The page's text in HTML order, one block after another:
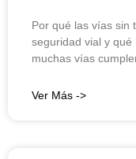
Por qué las vías sin
seguridad vial y qué
muchas vías
Ver Más ->